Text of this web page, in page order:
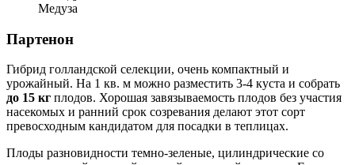
Медуза
Партенон
Гибрид голландской селекции, очень компактный и
урожайный. На 1 кв. м можно разместить 3-4 куста и собрать
до 15 кг плодов. Хорошая завязываемость плодов без участия
насекомых и ранний срок созревания делают этот сорт
превосходным кандидатом для посадки в теплицах.
Плоды разновидности темно-зеленые, цилиндрические со